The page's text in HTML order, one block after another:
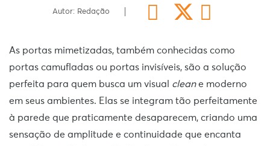
Autor: Redação
As portas mimetizadas, também conhecidas como
portas camufladas ou portas invisíveis, são a solução
perfeita para quem busca um visual cleane moderno
em seus ambientes. Elas se integram tão perfeitamente
à parede que praticamente desaparecem, criando uma
sensação de amplitude e continuidade que encanta